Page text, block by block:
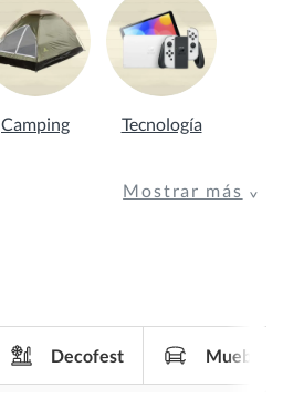
Camping Tecnología
Mostrar más
Decofest Muebles